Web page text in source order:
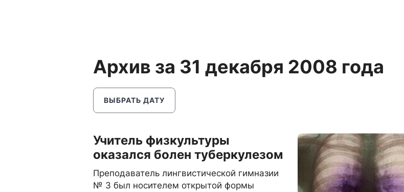
Архив за 31 декабря 2008 года
ВЫБРАТЬ ДАТУ
Учитель физкультуры
оказался болен туберкулезом
Преподаватель лингвистической гимназии
№ 3 был носителем открытой формы